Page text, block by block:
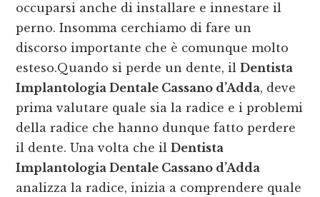
occuparsi anche di installare e innestare il
perno. Insomma cerchiamo di fare un
discorso importante che è comunque molto
esteso.Quando si perde un dente, ilDentista
Implantologia Dentale Cassano d’Adda, deve
prima valutare quale sia la radice e i problemi
della radice che hanno dunque fatto perdere
il dente. Una volta che ilDentista
Implantologia Dentale Cassano d’Adda
analizza la radice, inizia a comprendere quale